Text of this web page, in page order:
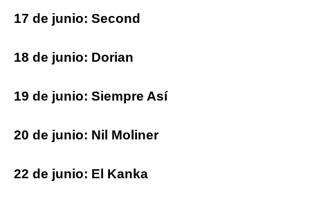
17 de junio: Second
18 de junio: Dorian
19 de junio: Siempre Así
20 de junio: Nil Moliner
22 de junio: El Kanka